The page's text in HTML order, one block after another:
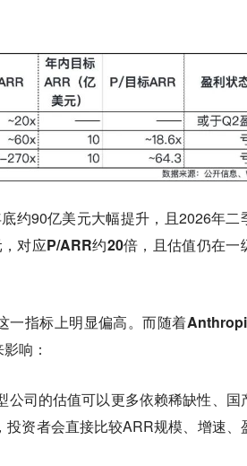
约90亿美元大幅提升，且2026年二
对应P/ARR约20倍，且估值仍在一
一指标上明显偏高。而随着
响：
公司的估值可以更多依赖稀缺性、国
资者会直接比较ARR规模、增速、